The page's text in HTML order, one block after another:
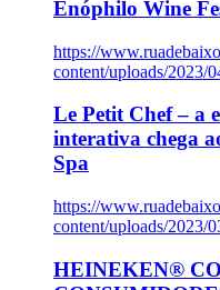
Enóphilo Wine
https://
content/uploads/2023/
Le Petit Chef – a
interativa chega
Spa
https://
content/uploads/2023/
HEINEKEN®